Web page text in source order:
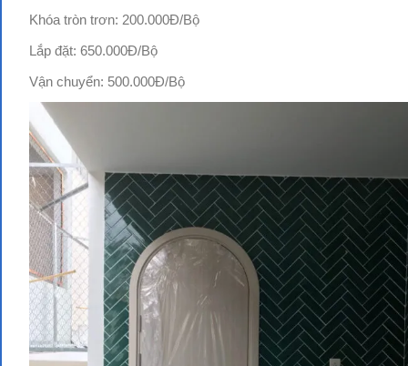
Khóa tròn trơn: 200.000Đ/Bộ
Lắp đặt: 650.000Đ/Bộ
Vận chuyển: 500.000Đ/Bộ